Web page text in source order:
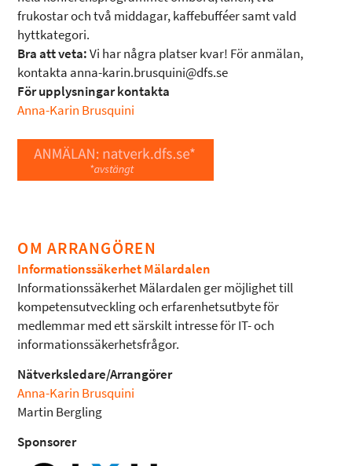
frukostar och två middagar, kaffebufféer samt vald
hyttkategori.
Bra att veta:Vi har några platser kvar! För anmälan,
kontakta anna-karin.brusquini@dfs.se
För upplysningar kontakta
Anna-Karin Brusquini
OM ARRANGÖREN
Informationssäkerhet Mälardalen
Informationssäkerhet Mälardalen ger möjlighet till
kompetensutveckling och erfarenhetsutbyte för
medlemmar med ett särskilt intresse för IT- och
informationssäkerhetsfrågor.
Nätverksledare/Arrangörer
Anna-Karin Brusquini
Martin Bergling
Sponsorer